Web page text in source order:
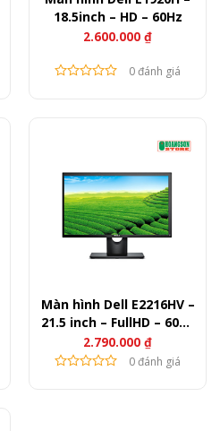
18.5inch – HD – 60Hz
2.600.000 ₫
0 đánh giá
Màn hình Dell E2216HV –
21.5 inch – FullHD – 60Hz
– 250nits
2.790.000 ₫
0 đánh giá